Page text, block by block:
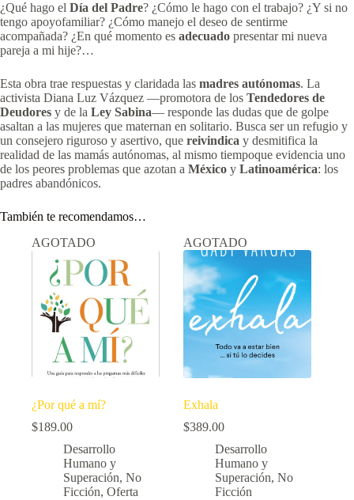
¿Qué hago el Día del Padre? ¿Cómo le hago con el trabajo? ¿Y si no
tengo apoyofamiliar? ¿Cómo manejo el deseo de sentirme
acompañada? ¿En qué momento es adecuado presentar mi nueva
pareja a mi hije?…
Esta obra trae respuestas y claridada las madres autónomas. La
activista Diana Luz Vázquez —promotora de los Tendedores de
Deudores y de la Ley Sabina— responde las dudas que de golpe
asaltan a las mujeres que maternan en solitario. Busca ser un refugio y
un consejero riguroso y asertivo, que reivindica y desmitifica la
realidad de las mamás autónomas, al mismo tiempoque evidencia uno
de los peores problemas que azotan a México y Latinoamérica: los
padres abandónicos.
También te recomendamos…
AGOTADO
¿Por qué a mí?
$189.00
Desarrollo
Humano y
Superación, No
Ficción, Oferta
AGOTADO
Exhala
$389.00
Desarrollo
Humano y
Superación,No
Ficción